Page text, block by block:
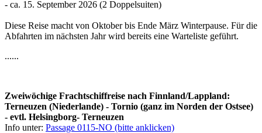
- ca. 15. September 2026 (2 Doppelsuiten)
Diese Reise macht von Oktober bis Ende März Winterpause. Für die
Abfahrten im nächsten Jahr wird bereits eine Warteliste geführt.
......
Zweiwöchige Frachtschiffreise nach Finnland/Lappland:
Terneuzen (Niederlande) - Tornio (ganz im Norden der Ostsee)
- evtl. Helsingborg- Terneuzen
Info unter: Passage 0115-NO (bitte anklicken)